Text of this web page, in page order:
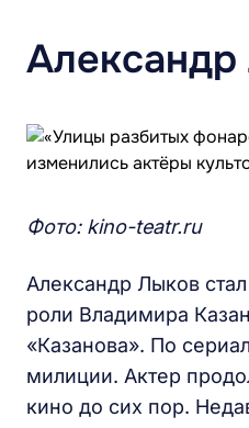
Фото: kino-teatr.ru
Александр Лыков
роли Владимира
«Казанова». По
милиции. Актер
кино до сих пор.